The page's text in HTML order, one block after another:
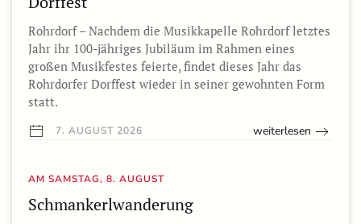
Rohrdorf – Nachdem die Musikkapelle Rohrdorf letztes
Jahr ihr 100-jähriges Jubiläum im Rahmen eines
großen Musikfestes feierte, findet dieses Jahr das
Rohrdorfer Dorffest wieder in seiner gewohnten Form
statt.
7. AUGUST 2026 weiterlesen
AM SAMSTAG, 8. AUGUST
Schmankerlwanderung